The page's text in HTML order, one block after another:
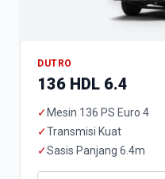
DUTRO
136 HDL 6.4
✓ Mesin 136 PS Euro 4
✓Transmisi Kuat
✓Sasis Panjang 6.4m